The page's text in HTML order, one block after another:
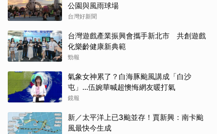
公園與風雨球場
台灣好新聞
台灣遊戲產業振興會攜手新北市 共創遊戲
化樂齡健康新典範
勁報
氣象女神累了？白海豚颱風講成「白沙
屯」...伍婉華喊超懊悔網友暖打氣
鏡報
新／太平洋上已3颱並存！賈新興：南卡颱
風最快今生成